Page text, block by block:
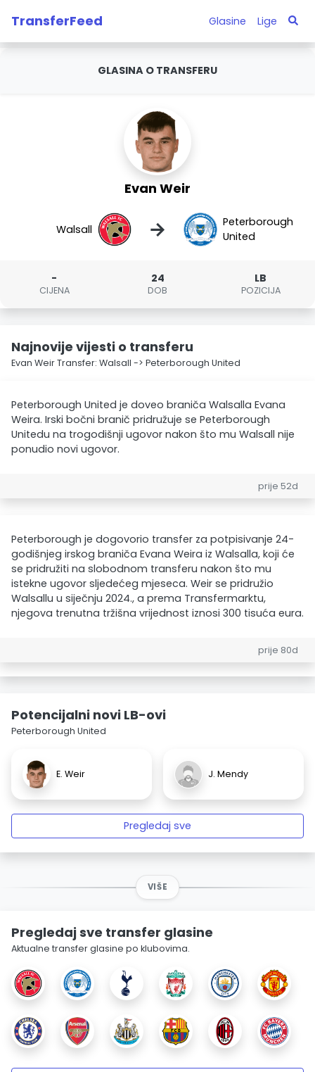
TransferFeed Glasine Lige
GLASINA O TRANSFERU
Evan Weir
Walsall →
Peterborough
United
-
CIJENA
24
DOB
LB
POZICIJA
Najnovije vijesti o transferu
Evan Weir Transfer: Walsall -> Peterborough United
Peterborough United je doveo braniča Walsalla Evana
Weira. Irski bočni branič pridružuje se Peterborough
Unitedu na trogodišnji ugovor nakon što mu Walsall nije
ponudio novi ugovor.
prije 52d
Peterborough je dogovorio transfer za potpisivanje 24-
godišnjeg irskog braniča Evana Weira iz Walsalla, koji će
se pridružiti na slobodnom transferu nakon što mu
istekne ugovor sljedećeg mjeseca. Weir se pridružio
Walsallu u siječnju 2024., a prema Transfermarktu,
njegova trenutna tržišna vrijednost iznosi 300 tisuća eura.
prije 80d
Potencijalni novi LB-ovi
Peterborough United
E. Weir J. Mendy
Pregledaj sve
VIŠE
Pregledaj sve transfer glasine
Aktualne transfer glasine po klubovima.